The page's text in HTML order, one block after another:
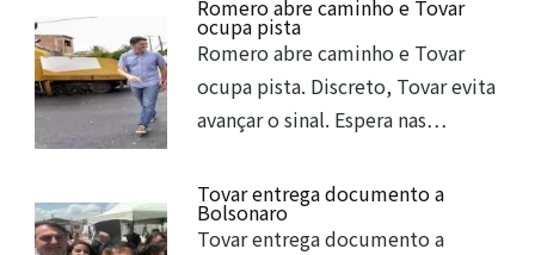
Romero abre caminho e Tovar
ocupa pista
Romero abre caminho e Tovar
ocupa pista. Discreto, Tovar evita
avançar o sinal. Espera nas…
Tovar entrega documento a
Bolsonaro
Tovar entrega documento a